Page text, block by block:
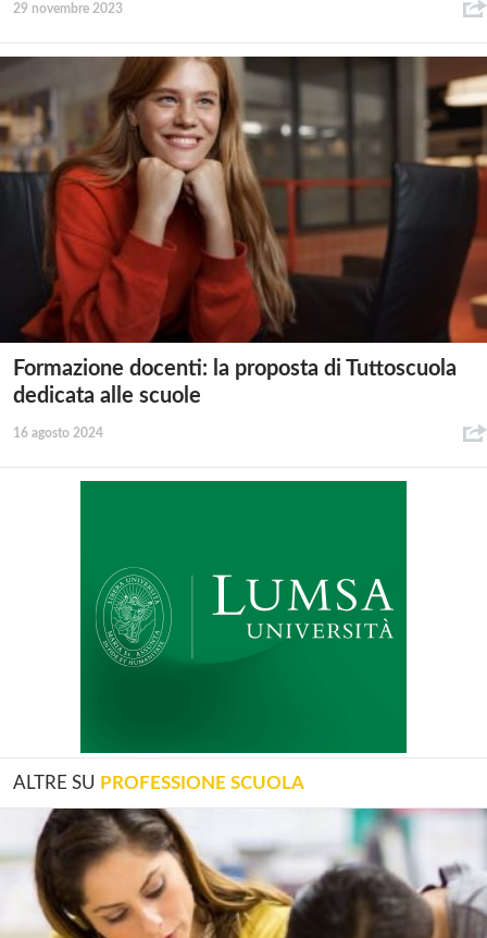
29 novembre 2023
Formazione docenti: la proposta di Tuttoscuola
dedicata alle scuole
16 agosto 2024
ALTRE SU PROFESSIONE SCUOLA